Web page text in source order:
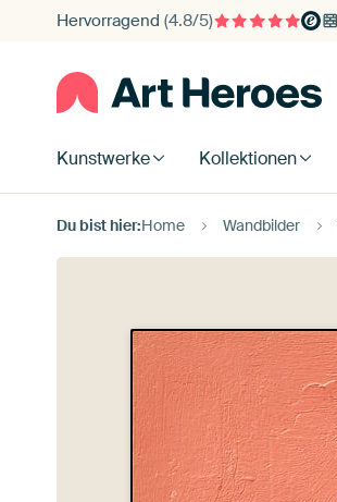
Hervorragend (4.8/5)
Kunstwerke Kollektionen
Du bist hier:Home Wandbilder